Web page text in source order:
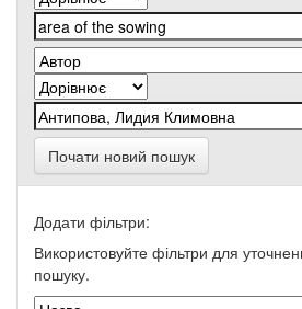
Почати новий пошук
Додати фільтри:
Використовуйте фільтри для
пошуку.